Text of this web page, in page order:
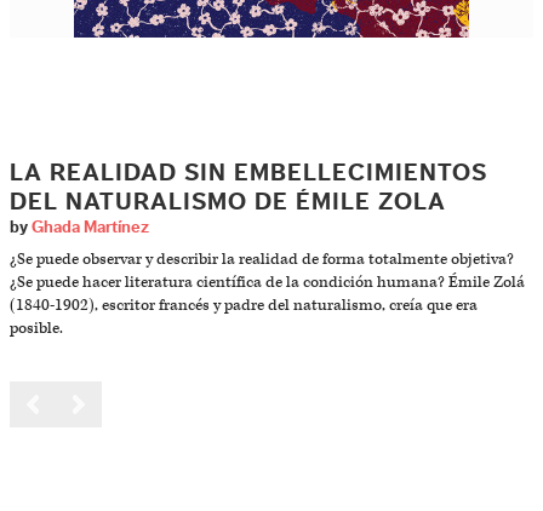
LA REALIDAD SIN EMBELLECIMIENTOS
DEL NATURALISMO DE ÉMILE ZOLA
by Ghada Martínez
¿Se puede observar y describir la realidad de forma totalmente objetiva?
¿Se puede hacer literatura científica de la condición humana? Émile Zolá
(1840-1902), escritor francés y padre del naturalismo, creía que era
posible.